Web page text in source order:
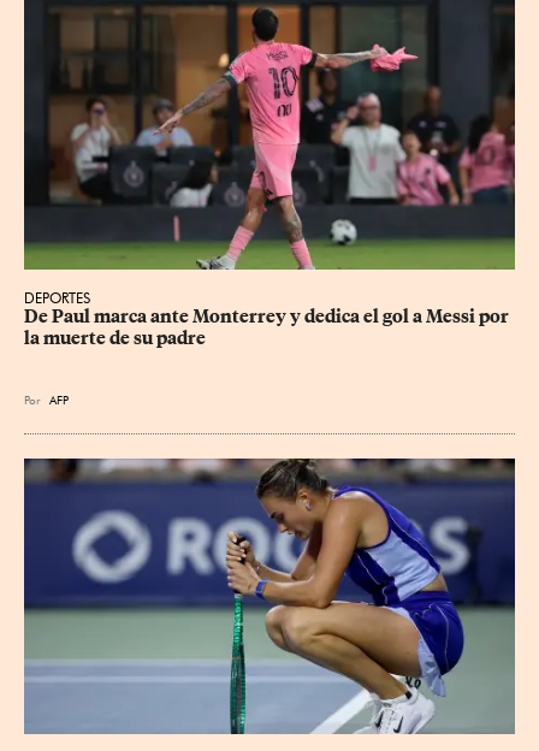
DEPORTES
De Paul marca ante Monterrey y dedica el gol a Messi por
la muerte de su padre
Por AFP